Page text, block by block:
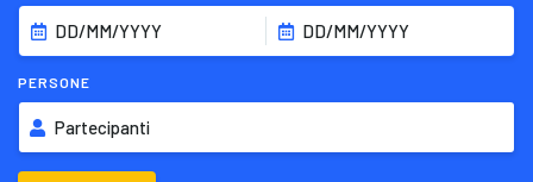
DD/MM/YYYY DD/MM/YYYY
PERSONE
Partecipanti